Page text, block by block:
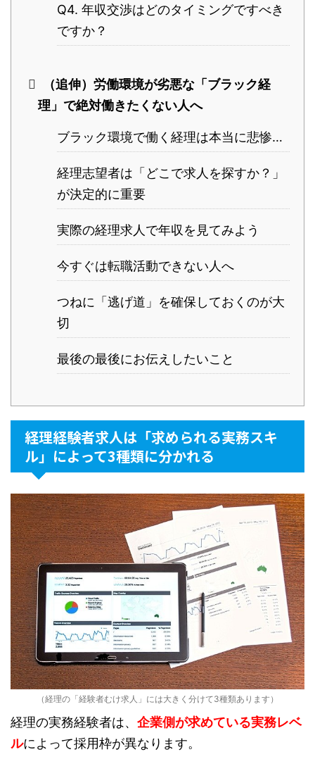
Q4. 年収交渉はどのタイミングですべき
ですか？
（追伸）労働環境が劣悪な「ブラック経
理」で絶対働きたくない人へ
ブラック環境で働く経理は本当に悲惨…
経理志望者は「どこで求人を探すか？」
が決定的に重要
実際の経理求人で年収を見てみよう
今すぐは転職活動できない人へ
つねに「逃げ道」を確保しておくのが大
切
最後の最後にお伝えしたいこと
経理経験者求人は「求められる実務スキ
ル」によって3種類に分かれる
（経理の「経験者むけ求人」には大きく分けて3種類あります）
経理の実務経験者は、 企業側が求めている実務レベ
ルによって採用枠が異なります。